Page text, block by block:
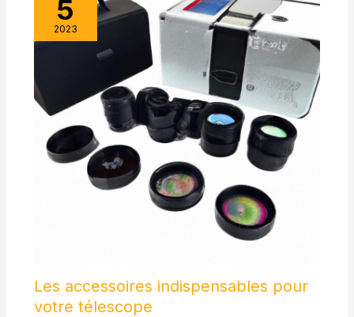
nocturne sans jamais le
recharger". Partez l'esprit
tranquille, la liberte de profiter
de la nuit sans contrainte.
CARTE 32GB INCLUSE -
CADEAU IDEAL - La carte
32GB incluse stocke jusqu'a
4 heures de video 4K. En
vacances, en safari ou en
expedition, enregistrez
chaque instant sans souci de
place. Le slot d'extension
accepte les cartes micro SD
jusqu'a 128GB. Cadeau ideal
pour un pere passionne de
nature, un mari aventurier ou
un fils curieux, avec boite
cadeau elegante incluse.
Equipe de support
francophone disponible sous
5
2023
Les accessoires indispensables pour
votre télescope